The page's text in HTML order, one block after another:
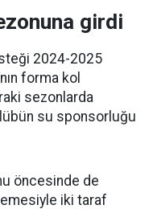
girdi
2024-2025
forma kol
sezonlarda
su sponsorluğu
öncesinde de
iki taraf